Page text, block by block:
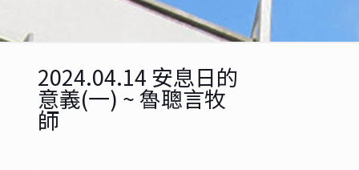
2024.04.14 安息日的
意義(一) ~ 魯聰言牧
師